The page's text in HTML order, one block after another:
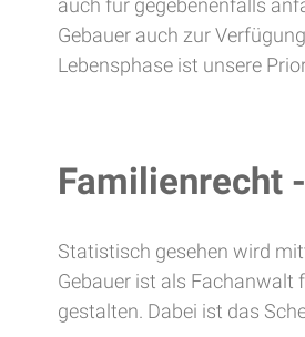
auch für gegebenenfalls
Gebauer auch zur
Lebensphase ist unsere
Familienrecht
Statistisch gesehen wird
Gebauer ist als Fachanwalt
gestalten. Dabei ist das